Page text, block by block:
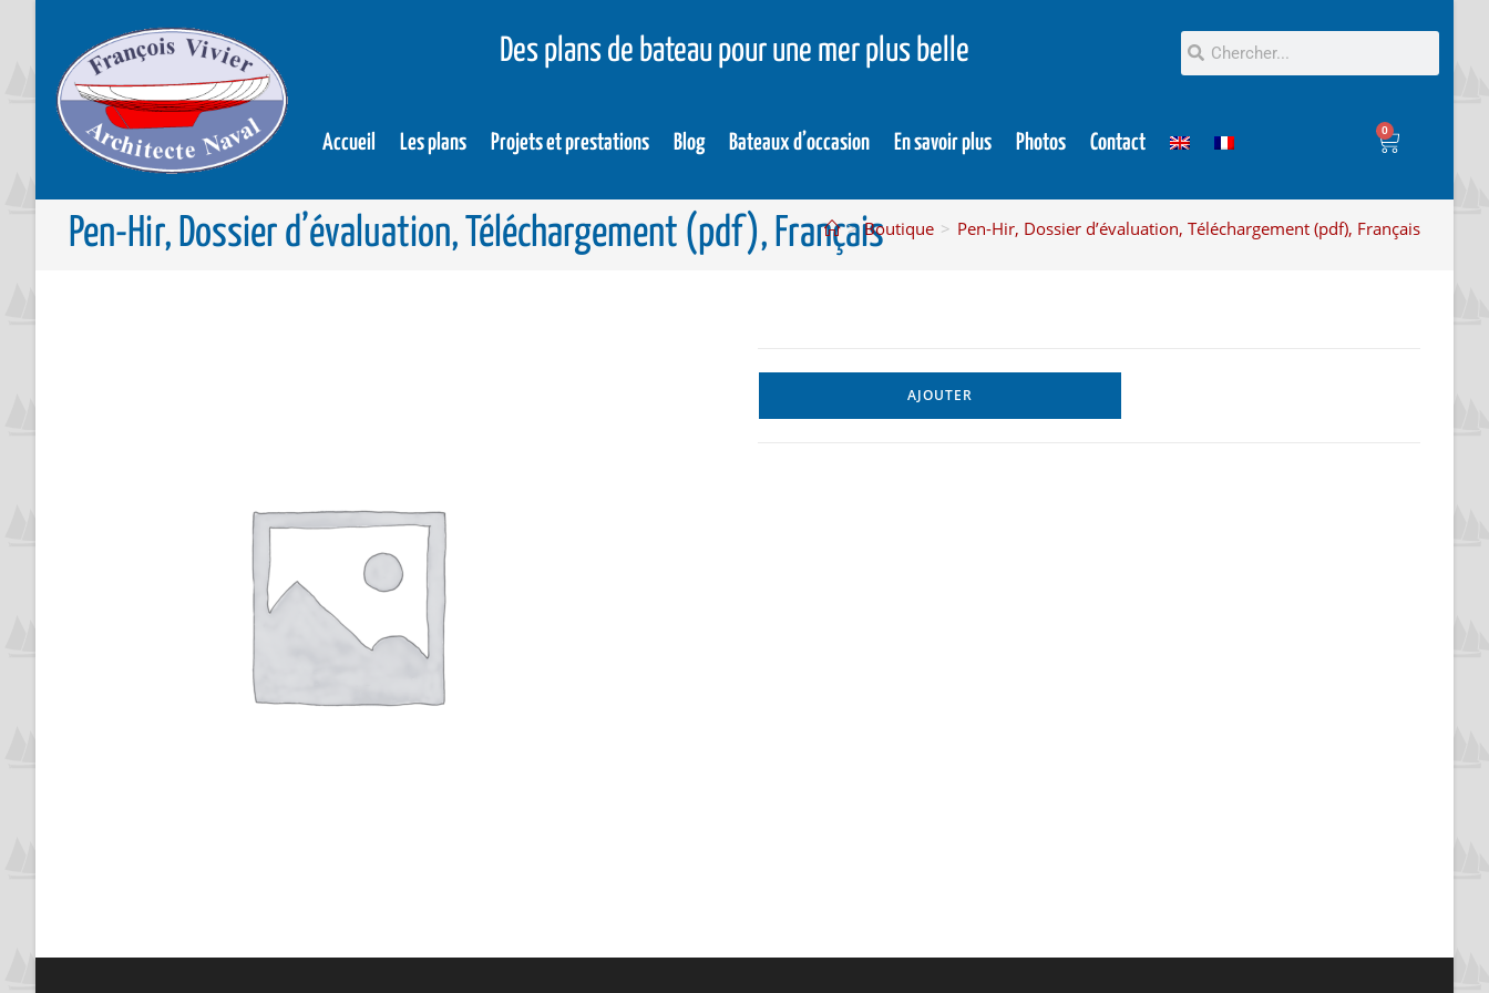
Des plans de bateau pour une mer plus belle
Accueil Les plans Projets et prestations Blog Bateaux d’occasion En savoir plus Photos Contact
0
Pen-Hir, Dossier d’évaluation, Téléchargement (pdf), Français
> Boutique > Pen-Hir, Dossier d’évaluation, Téléchargement (pdf), Français
AJOUTER